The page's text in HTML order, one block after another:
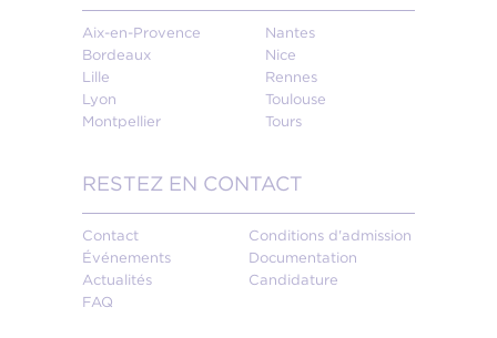
Aix-en-Provence
Bordeaux
Lille
Lyon
Montpellier
Nantes
Nice
Rennes
Toulouse
Tours
RESTEZ EN CONTACT
Contact
Événements
Actualités
FAQ
Conditions d'admission
Documentation
Candidature